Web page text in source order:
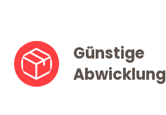
Günstige
Abwicklung